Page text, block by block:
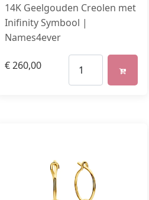
14K Geelgouden Creolen met
Inifinity Symbool |
Names4ever
€260,00